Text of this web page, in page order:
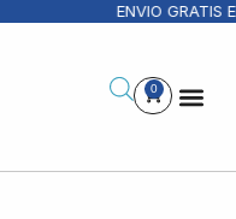
ENVIO GRATIS EN
0